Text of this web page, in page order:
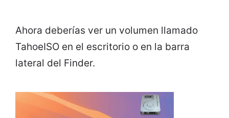
Ahora deberías ver un volumen llamado
TahoeISO en el escritorio o en la barra
lateral del Finder.